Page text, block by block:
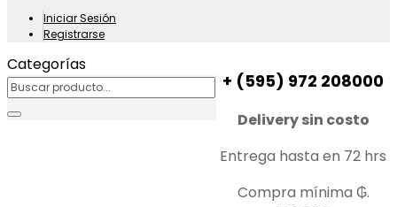
Iniciar Sesión
Registrarse
Categorías
+ (595) 972 208000
Delivery sin costo
Entrega hasta en 72 hrs
Compra mínima ₲.